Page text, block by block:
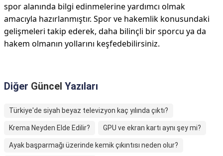
spor alanında bilgi edinmelerine yardımcı olmak
amacıyla hazırlanmıştır. Spor ve hakemlik konusundaki
gelişmeleri takip ederek, daha bilinçli bir sporcu ya da
hakem olmanın yollarını keşfedebilirsiniz.
Diğer Güncel Yazıları
Türkiye'de siyah beyaz televizyon kaç yılında çıktı?
Krema Neyden Elde Edilir? GPU ve ekran kartı aynı şey mi?
Ayak başparmağı üzerinde kemik çıkıntısı neden olur?